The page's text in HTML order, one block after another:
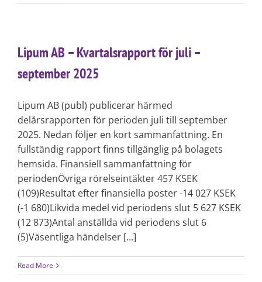
Lipum AB – Kvartalsrapport för juli –
september 2025
Lipum AB (publ) publicerar härmed
delårsrapporten för perioden juli till september
2025. Nedan följer en kort sammanfattning. En
fullständig rapport finns tillgänglig på bolagets
hemsida. Finansiell sammanfattning för
periodenÖvriga rörelseintäkter 457 KSEK
(109)Resultat efter finansiella poster -14 027 KSEK
(-1 680)Likvida medel vid periodens slut 5 627 KSEK
(12 873)Antal anställda vid periodens slut 6
(5)Väsentliga händelser [...]
Read More